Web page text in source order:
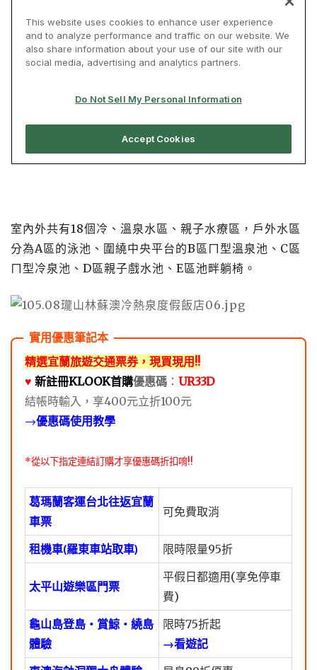
室內外共有18個冷、溫泉水區、親子水療區，戶外水區
分為A區的泳池、圍繞中央平台的B區ㄇ型溫泉池、C區
ㄇ型冷泉池、D區親子戲水池、E區池畔躺椅。
精選宜蘭旅遊交通票券，現買現用!!
♥️ 新註冊KLOOK首購優惠碼 ： UR33D
結帳時輸入，享400元立折100元
→優惠碼使用教學
*從以下指定連結訂購才享優惠碼折扣唷!!
葛瑪蘭客運台北往返宜蘭
車票
可免費取消
租機車(羅東車站取車) 限時限量95折
太平山遊樂區門票
平假日都適用(享免停車
費)
龜山島登島・賞鯨・繞島
體驗
限時75折起
→看遊記